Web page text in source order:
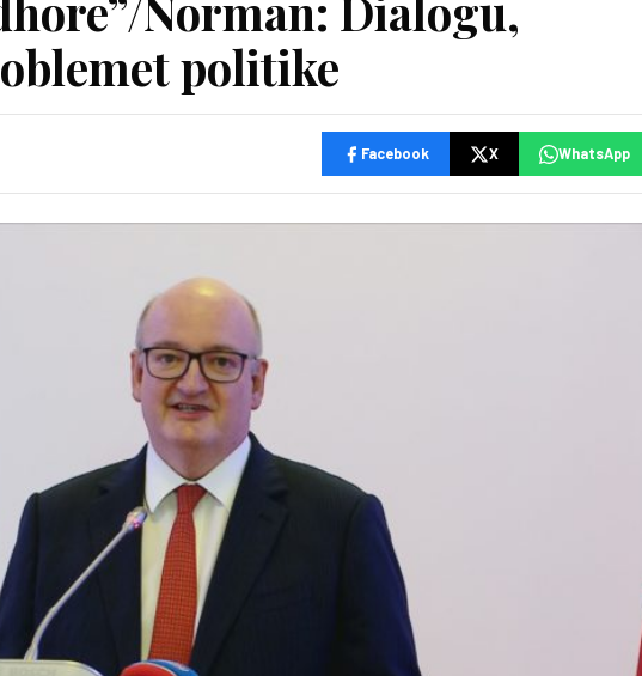
politike
Facebook X WhatsApp